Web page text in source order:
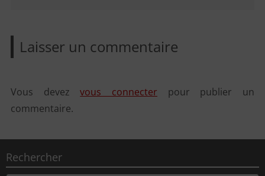
Laisser un commentaire
Vous devezvous connecter pour publier un
commentaire.
Rechercher